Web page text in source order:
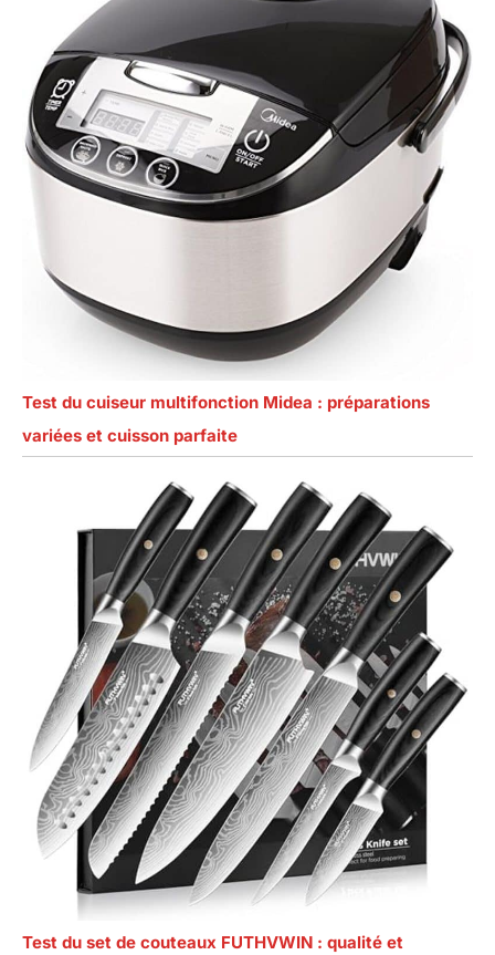
Test du cuiseur multifonction Midea : préparations
variées et cuisson parfaite
Test du set de couteaux FUTHVWIN : qualité et